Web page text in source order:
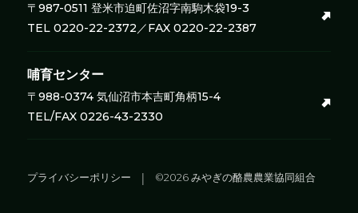
〒987-0511 登米市迫町佐沼字南駒木袋19-3
TEL 0220-22-2372／FAX 0220-22-2387
哺育センター
〒988-0374 気仙沼市本吉町角柄15-4
TEL/FAX 0226-43-2330
プライバシーポリシー ©2026 みやぎの酪農農業協同組合